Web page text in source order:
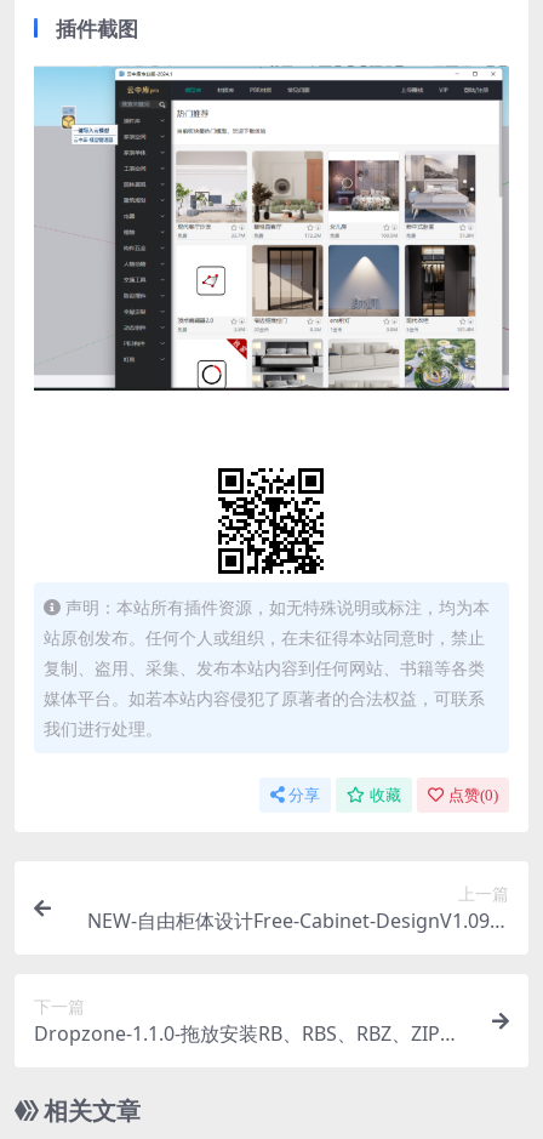
插件截图
声明：本站所有插件资源，如无特殊说明或标注，均为本
站原创发布。任何个人或组织，在未征得本站同意时，禁止
复制、盗用、采集、发布本站内容到任何网站、书籍等各类
媒体平台。如若本站内容侵犯了原著者的合法权益，可联系
我们进行处理。
分享 收藏 点赞(0)
上一篇
NEW-自由柜体设计Free-Cabinet-DesignV1.09中
下一篇
Dropzone-1.1.0-拖放安装RB、RBS、RBZ、ZIP插
相关文章